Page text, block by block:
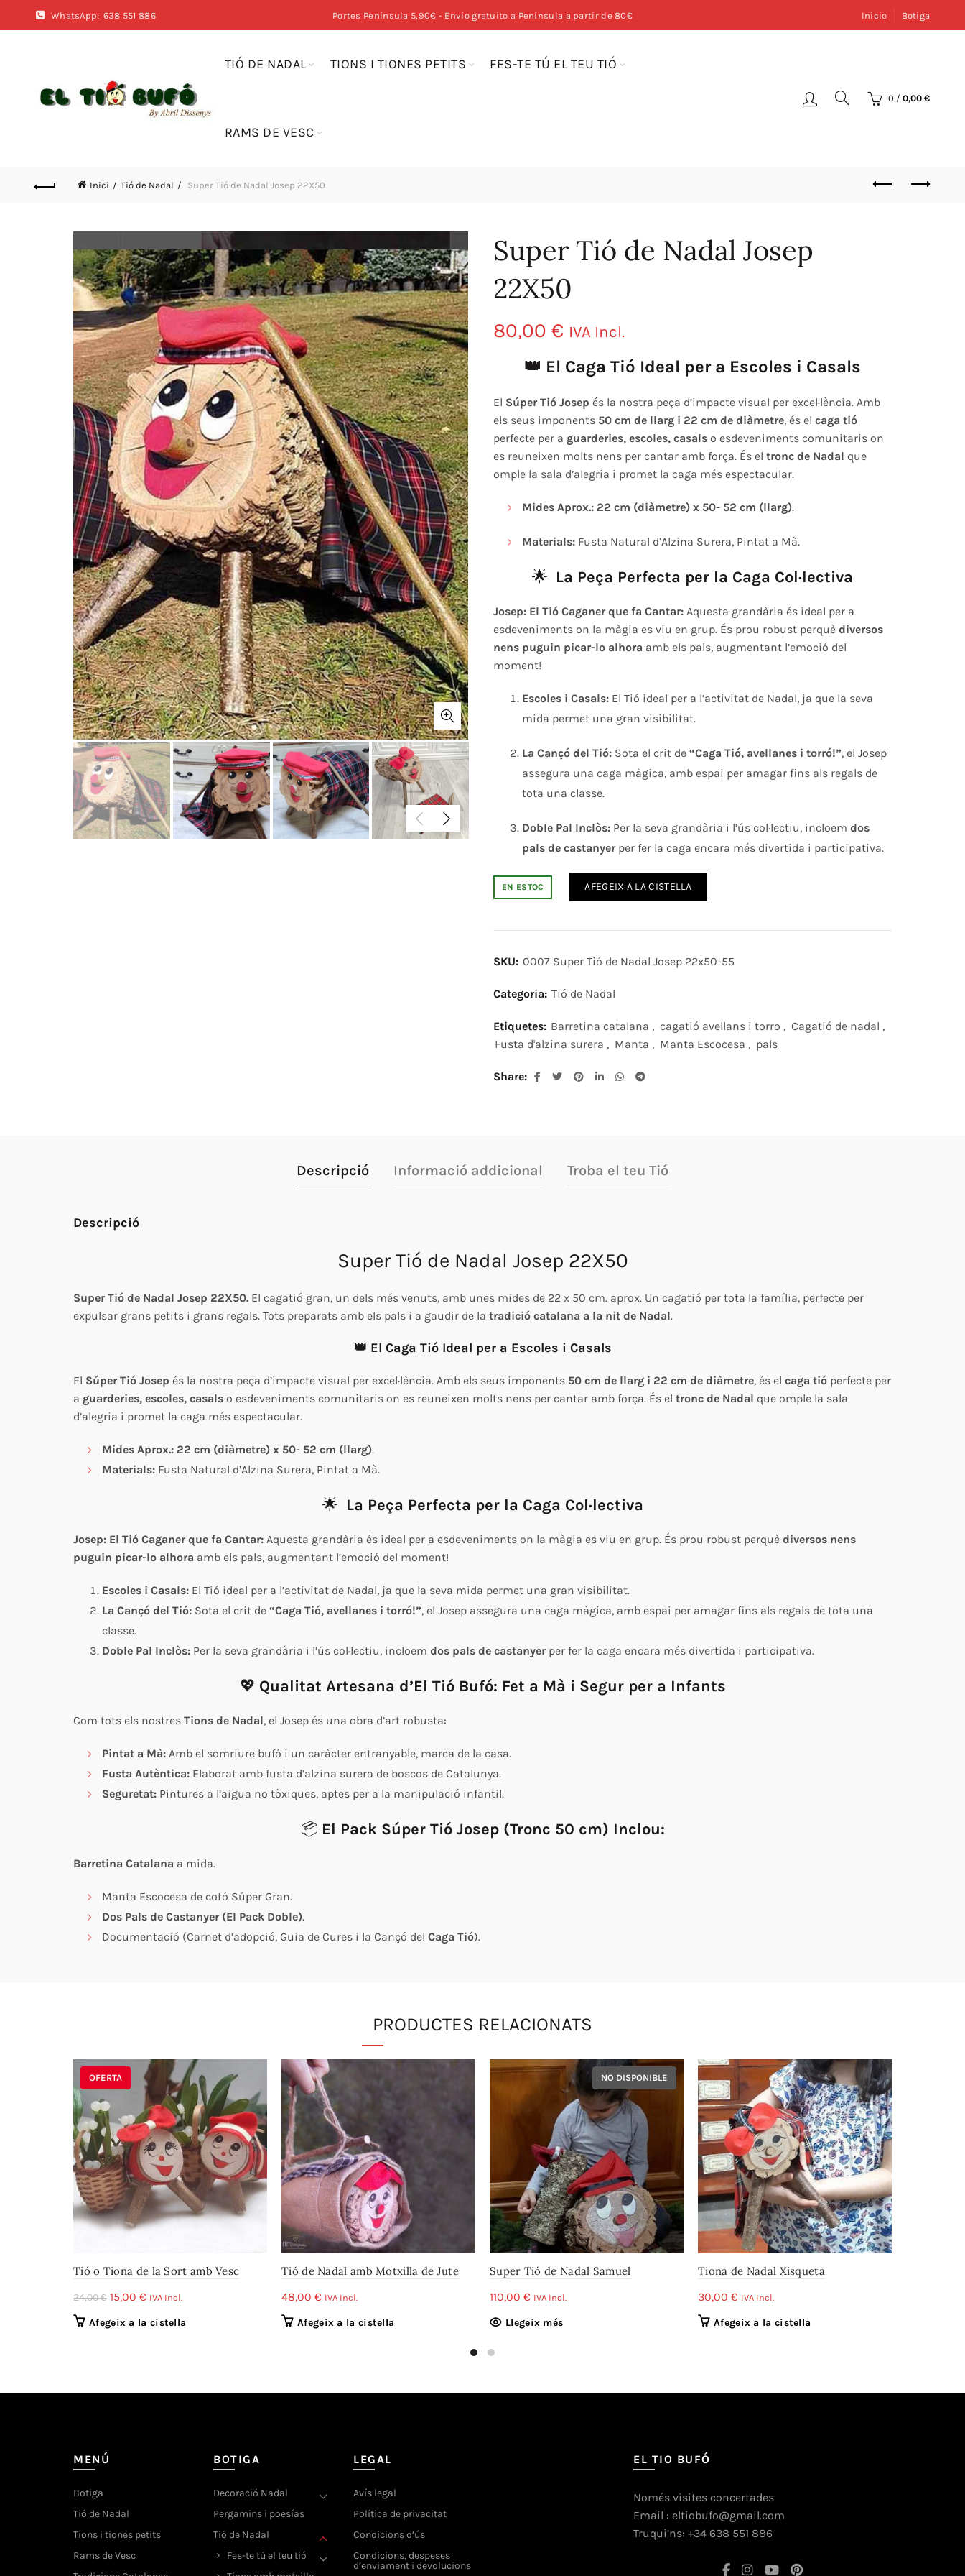
WhatsApp: 638 551 886 Portes Península 5,90€ - Envío gratuito a Península a partir de 80€ Inicio Botiga
TIÓ DE NADAL TIONS I TIONES PETITS FES-TE TÚ EL TEU TIÓ
RAMS DE VESC
0 / 0,00 €
Inici Tió de Nadal Super Tió de Nadal Josep 22X50
Super Tió de Nadal Josep
22X50
80,00 € IVA Incl.
👑 El Caga Tió Ideal per a Escoles i Casals
El Súper Tió Josep és la nostra peça d’impacte visual per excel·lència. Amb
els seus imponents 50 cm de llarg i 22 cm de diàmetre, és el caga tió
perfecte per a guarderies, escoles, casals o esdeveniments comunitaris on
es reuneixen molts nens per cantar amb força. És el tronc de Nadal que
omple la sala d’alegria i promet la caga més espectacular.
Mides Aprox.: 22 cm (diàmetre) x 50- 52 cm (llarg).
Materials: Fusta Natural d’Alzina Surera, Pintat a Mà.
🌟 La Peça Perfecta per la Caga Col·lectiva
Josep: El Tió Caganer que fa Cantar: Aquesta grandària és ideal per a
esdeveniments on la màgia es viu en grup. És prou robust perquè diversos
nens puguin picar-lo alhora amb els pals, augmentant l’emoció del
moment!
Escoles i Casals: El Tió ideal per a l’activitat de Nadal, ja que la seva
mida permet una gran visibilitat.
La Cançó del Tió: Sota el crit de “Caga Tió, avellanes i torró!”, el Josep
assegura una caga màgica, amb espai per amagar fins als regals de
tota una classe.
Doble Pal Inclòs: Per la seva grandària i l’ús col·lectiu, incloem dos
pals de castanyerper fer la caga encara més divertida i participativa.
EN ESTOC AFEGEIX A LA CISTELLA
SKU: 0007 Super Tió de Nadal Josep 22x50-55
Categoria: Tió de Nadal
Etiquetes: Barretina catalana , cagatió avellans i torro , Cagatió de nadal ,
Fusta d'alzina surera , Manta , Manta Escocesa , pals
Share
Descripció Informació addicional Troba el teu Tió
Descripció
Super Tió de Nadal Josep 22X50
Super Tió de Nadal Josep 22X50. El cagatió gran, un dels més venuts, amb unes mides de 22 x 50 cm. aprox. Un cagatió per tota la família, perfecte per
expulsar grans petits i grans regals. Tots preparats amb els pals i a gaudir de la tradició catalana a la nit de Nadal.
👑 El Caga Tió Ideal per a Escoles i Casals
El Súper Tió Josep és la nostra peça d’impacte visual per excel·lència. Amb els seus imponents 50 cm de llarg i 22 cm de diàmetre, és el caga tió perfecte per
a guarderies, escoles, casals o esdeveniments comunitaris on es reuneixen molts nens per cantar amb força. És el tronc de Nadal que omple la sala
d’alegria i promet la caga més espectacular.
Mides Aprox.: 22 cm (diàmetre) x 50- 52 cm (llarg).
Materials: Fusta Natural d’Alzina Surera, Pintat a Mà.
🌟 La Peça Perfecta per la Caga Col·lectiva
Josep: El Tió Caganer que fa Cantar: Aquesta grandària és ideal per a esdeveniments on la màgia es viu en grup. És prou robust perquè diversos nens
puguin picar-lo alhora amb els pals, augmentant l’emoció del moment!
Escoles i Casals: El Tió ideal per a l’activitat de Nadal, ja que la seva mida permet una gran visibilitat.
La Cançó del Tió: Sota el crit de “Caga Tió, avellanes i torró!”, el Josep assegura una caga màgica, amb espai per amagar fins als regals de tota una
classe.
Doble Pal Inclòs: Per la seva grandària i l’ús col·lectiu, incloem dos pals de castanyerper fer la caga encara més divertida i participativa.
💖 Qualitat Artesana d’El Tió Bufó: Fet a Mà i Segur per a Infants
Com tots els nostres Tions de Nadal, el Josep és una obra d’art robusta:
Pintat a Mà: Amb el somriure bufó i un caràcter entranyable, marca de la casa.
Fusta Autèntica: Elaborat amb fusta d’alzina surera de boscos de Catalunya.
Seguretat: Pintures a l’aigua no tòxiques, aptes per a la manipulació infantil.
📦 El Pack Súper Tió Josep (Tronc 50 cm) Inclou:
Barretina Catalana a mida.
Manta Escocesa de cotó Súper Gran.
Dos Pals de Castanyer (El Pack Doble).
Documentació (Carnet d’adopció, Guia de Cures i la Cançó del Caga Tió).
PRODUCTES RELACIONATS
OFERTA
Tió o Tiona de la Sort amb Vesc
24,00€ El
original
15,00 €ElIVA Incl.
Afegeix a la cistella
Tió de Nadal amb Motxilla de Jute
48,00 € IVA Incl.
Afegeix a la cistella
NO DISPONIBLE
Super Tió de Nadal Samuel
110,00 € IVA Incl.
Llegeix més
Tiona de Nadal Xisqueta
30,00 € IVA Incl.
Afegeix a la cistella
MENÚ
Botiga
Tió de Nadal
Tions i tiones petits
Rams de Vesc
BOTIGA
Decoració Nadal
Pergamins i poesías
Tió de Nadal
Fes-te tú el teu tió
LEGAL
Avís legal
Política de privacitat
Condicions d’ús
Condicions, despeses
d’enviament i devolucions
EL TIO BUFÓ
Només visites concertades
Email : eltiobufo@gmail.com
Truqui’ns: +34 638 551 886